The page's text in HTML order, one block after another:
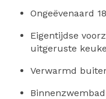
Ongeëvenaard
Eigentijdse
uitgeruste
Verwarmd